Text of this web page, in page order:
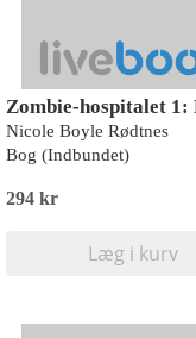
Nicole Boyle Rødtnes
Bog (Indbundet)
294 kr
Læg i kurv